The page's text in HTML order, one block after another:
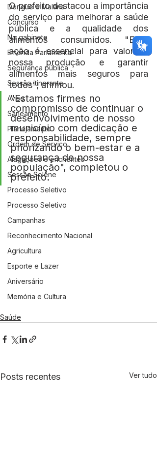
Dengue e Malária
Concurso
No gabinete
Emenda Parlamentar
Segurança pública
Sessão itinerante
Aviso
Saneamento
Planejamento
Ordem de Serviço
Alagações e enchentes
Sessão Solene
Processo Seletivo
Processo Seletivo
Campanhas
Reconhecimento Nacional
Agricultura
Esporte e Lazer
Aniversário
Memória e Cultura
O prefeito destacou a importância
do serviço para melhorar a saúde
pública e a qualidade dos
alimentos consumidos. "Essa
ação é essencial para valorizar
nossa produção e garantir
alimentos mais seguros para
todos", afirmou.
"Estamos firmes no
compromisso de continuar o
desenvolvimento de nosso
município com dedicação e
responsabilidade, sempre
priorizando o bem-estar e a
segurança de nossa
população", completou o
prefeito.
Saúde
Posts recentes Ver tudo